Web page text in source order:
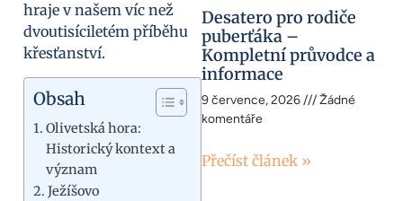
hraje v našem víc než
dvoutisíciletém příběhu
křesťanství.
Obsah
Olivetská hora:
Historický kontext a
význam
Ježíšovo
Desatero pro rodiče
puberťáka –
Kompletní průvodce a
informace
9 července, 2026
Žádné
komentáře
Přečíst článek »